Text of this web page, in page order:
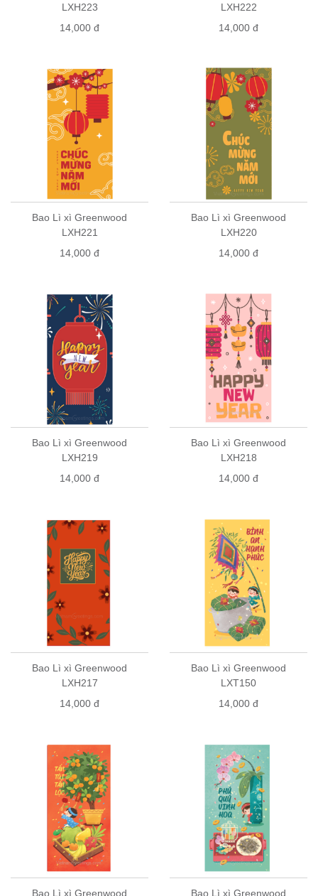
LXH223
14,000 đ
LXH222
14,000 đ
Bao Lì xì Greenwood
LXH221
14,000 đ
Bao Lì xì Greenwood
LXH220
14,000 đ
Bao Lì xì Greenwood
LXH219
14,000 đ
Bao Lì xì Greenwood
LXH218
14,000 đ
Bao Lì xì Greenwood
LXH217
14,000 đ
Bao Lì xì Greenwood
LXT150
14,000 đ
Bao Lì xì Greenwood
Bao Lì xì Greenwood